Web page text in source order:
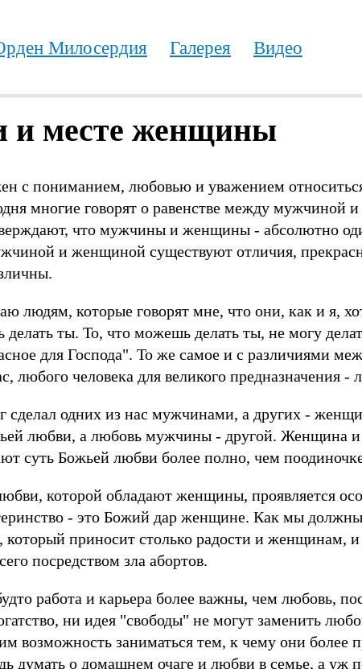
Милосердия Галерея Видео
и месте женщины
с пониманием, любовью и уважением
многие говорят о равенстве между
что мужчины и женщины - абсолютно
и женщиной существуют отличия,
людям, которые говорят мне, что они, как и я,
ты. То, что можешь делать ты, не могу
для Господа". То же самое и с различиями
любого человека для великого предназначения
сделал одних из нас мужчинами, а других -
любви, а любовь мужчины - другой. Женщина
суть Божьей любви более полно, чем
которой обладают женщины, проявляется
- это Божий дар женщине. Как мы должны
который приносит столько радости и
посредством зла абортов.
работа и карьера более важны, чем любовь,
ни идея "свободы" не могут заменить
возможность заниматься тем, к чему они
думать о домашнем очаге и любви в семье, а уж